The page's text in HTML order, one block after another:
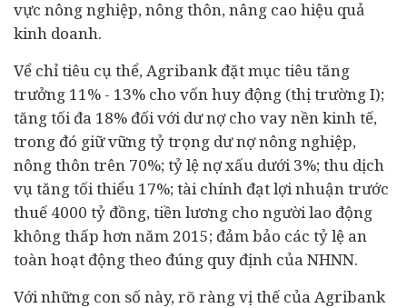
vực nông nghiệp, nông thôn, nâng cao hiệu quả
kinh doanh.
Vể chỉ tiêu cụ thể, Agribank đặt mục tiêu tăng
trưởng 11% - 13% cho vốn huy động (thị trường I);
tăng tối đa 18% đối với dư nợ cho vay nền kinh tế,
trong đó giữ vững tỷ trọng dư nợ nông nghiệp,
nông thôn trên 70%; tỷ lệ nợ xấu dưới 3%; thu dịch
vụ tăng tối thiểu 17%; tài chính đạt lợi nhuận trước
thuế 4000 tỷ đồng, tiền lương cho người lao động
không thấp hơn năm 2015; đảm bảo các tỷ lệ an
toàn hoạt động theo đúng quy định của NHNN.
Với những con số này, rõ ràng vị thế của Agribank